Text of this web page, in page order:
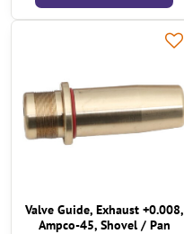
Valve Guide, Exhaust +0.008,
Ampco-45, Shovel / Pan